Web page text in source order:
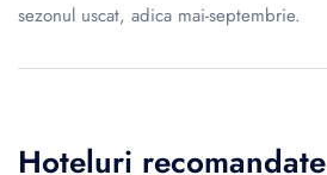
sezonul uscat, adica mai-septembrie.
Hoteluri recomandate